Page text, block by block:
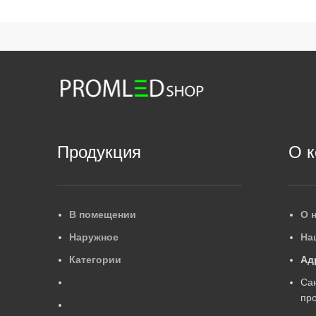
Продукция
В помещении
Наружное
Категории
О
О